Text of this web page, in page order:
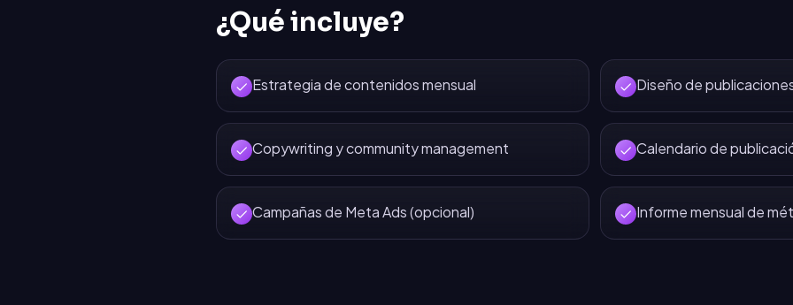
¿Qué incluye?
Estrategia de contenidos mensual Diseño de
Copywriting y community management Calendario de
Campañas de Meta Ads (opcional) Informe mensual de